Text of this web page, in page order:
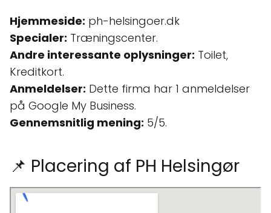
Hjemmeside: ph-helsingoer.dk
Specialer: Træningscenter.
Andre interessante oplysninger: Toilet,
Kreditkort.
Anmeldelser: Dette firma har 1 anmeldelser
på Google My Business.
Gennemsnitlig mening: 5/5.
📌 Placering af PH Helsingør